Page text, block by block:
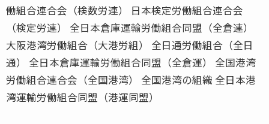
働組合連合会（検数労連） 日本検定労働組合連合会
（検定労連） 全日本倉庫運輸労働組合同盟（全倉連）
大阪港湾労働組合（大港労組） 全日通労働組合（全日
通） 全日本倉庫運輸労働組合同盟（全倉運） 全国港湾
労働組合連合会（全国港湾） 全国港湾の組織 全日本港
湾運輸労働組合同盟（港運同盟）